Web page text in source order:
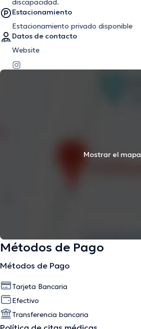
discapacidad.
Estacionamiento
Estacionamiento privado disponible
Datos de contacto
Website
Mostrar el mapa
Métodos de Pago
Métodos de Pago
Tarjeta Bancaria
Efectivo
Transferencia bancaria